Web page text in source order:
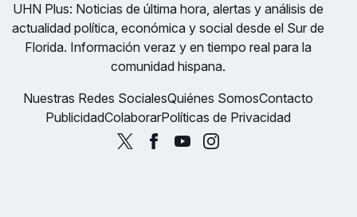
UHN Plus: Noticias de última hora, alertas y análisis de
actualidad política, económica y social desde el Sur de
Florida. Información veraz y en tiempo real para la
comunidad hispana.
Nuestras Redes SocialesQuiénes SomosContacto
PublicidadColaborarPolíticas de Privacidad